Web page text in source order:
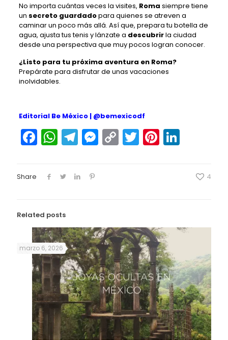
No importa cuántas veces la visites, Roma siempre tiene
un secreto guardadopara quienes se atreven a
caminar un poco más allá. Así que, prepara tu botella de
agua, ajusta tus tenis y lánzate a descubrirla ciudad
desde una perspectiva que muy pocos logran conocer.
¿Listo para tu próxima aventura en Roma?
Prepárate para disfrutar de unas vacaciones
inolvidables.
Editorial Be México | @bemexicodf
Facebook
WhatsApp
Telegram
Messenger
Copy
Link
TwitterPinterest
Share 4
Related posts
marzo 6, 2026